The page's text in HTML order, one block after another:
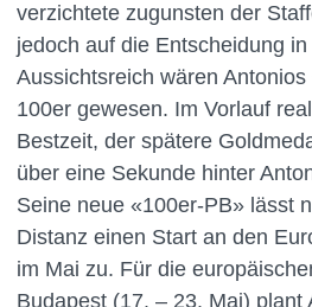
verzichtete zugunsten der
jedoch auf die Entscheidung
Aussichtsreich wären
100er gewesen. Im Vorlauf
Bestzeit, der spätere
über eine Sekunde hinter
Seine neue «100er-PB» lässt
Distanz einen Start an den
im Mai zu. Für die
Budapest (17. – 23. Mai) plant